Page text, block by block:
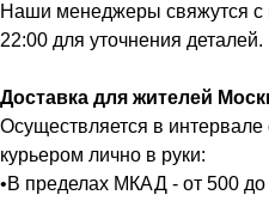
Наши менеджеры свяжутся с
22:00 для уточнения деталей.
Доставка для жителей
Осуществляется в
курьером лично в руки:
•В пределах МКАД - от 500 до